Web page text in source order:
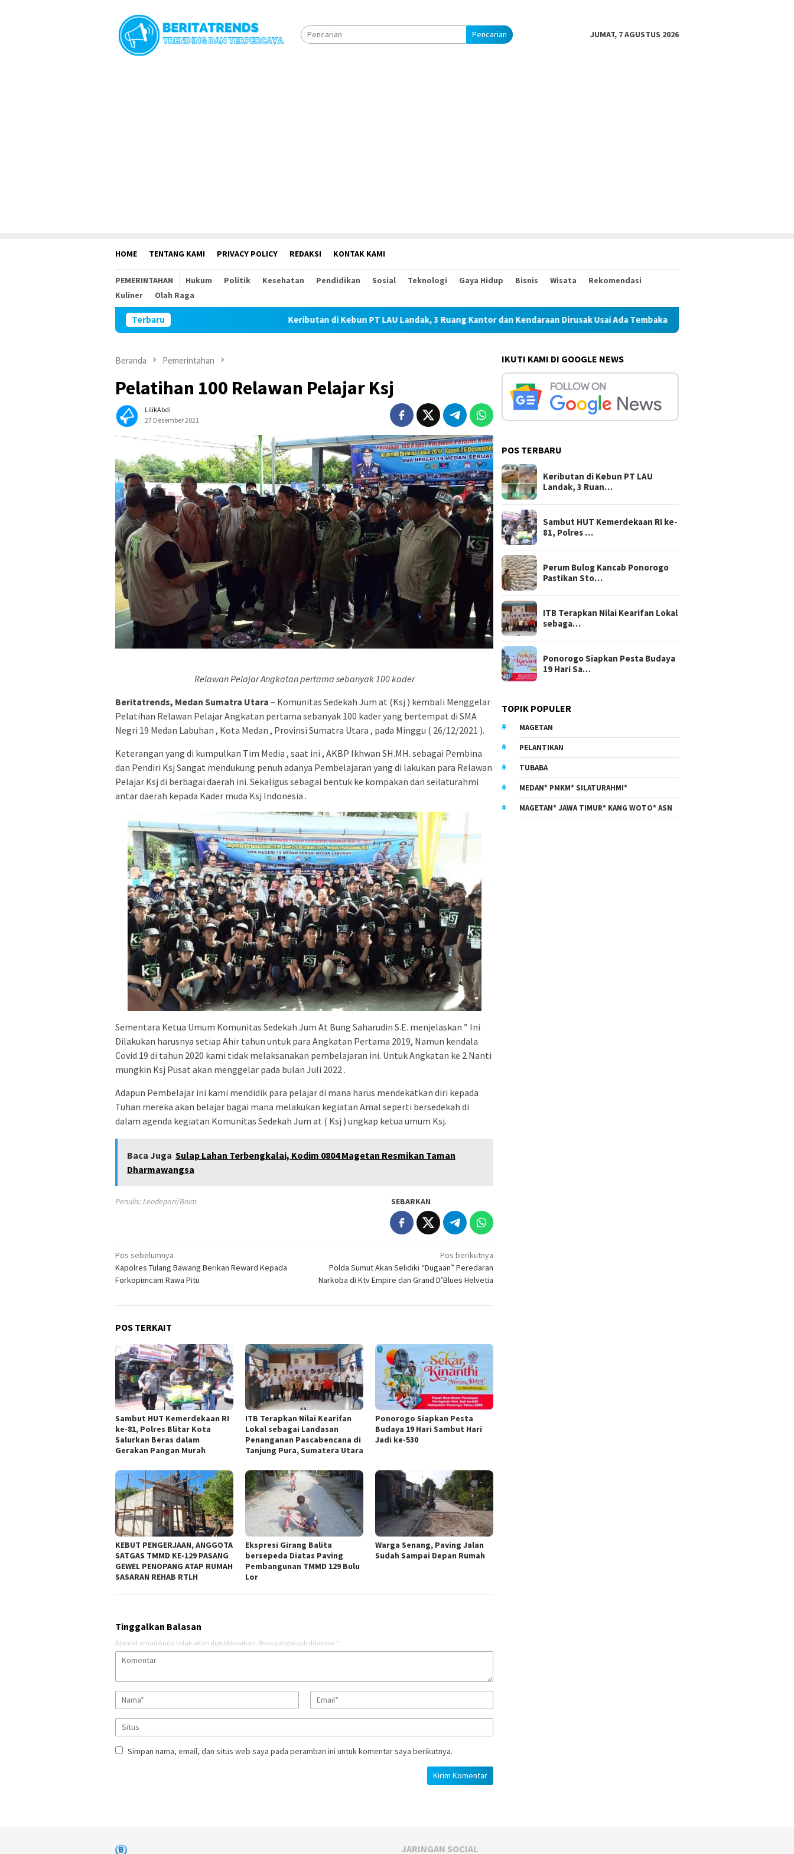
Pencarian JUMAT, 7 AGUSTUS 2026
HOME TENTANG KAMI PRIVACY POLICY REDAKSI KONTAK KAMI
PEMERINTAHAN Hukum Politik Kesehatan Pendidikan Sosial Teknologi Gaya Hidup Bisnis Wisata
Rekomendasi
Kuliner
Olah Raga
Terbaru Keributan di Kebun PT LAU Landak, 3 Ruang Kantor dan Kendaraan Dirusak Usai Ada Tembakan Peringatan
Beranda Pemerintahan
Pelatihan 100 Relawan Pelajar Ksj
LilikAbdi
27 Desember 2021
Relawan Pelajar Angkatan pertama sebanyak 100 kader
Beritatrends, Medan Sumatra Utara – Komunitas Sedekah Jum at (Ksj ) kembali Menggelar
Pelatihan Relawan Pelajar Angkatan pertama sebanyak 100 kader yang bertempat di SMA
Negri 19 Medan Labuhan , Kota Medan , Provinsi Sumatra Utara , pada Minggu ( 26/12/2021 ).
Keterangan yang di kumpulkan Tim Media , saat ini , AKBP Ikhwan SH.MH. sebagai Pembina
dan Pendiri Ksj Sangat mendukung penuh adanya Pembelajaran yang di lakukan para Relawan
Pelajar Ksj di berbagai daerah ini. Sekaligus sebagai bentuk ke kompakan dan seilaturahmi
antar daerah kepada Kader muda Ksj Indonesia .
Sementara Ketua Umum Komunitas Sedekah Jum At Bung Saharudin S.E. menjelaskan ” Ini
Dilakukan harusnya setiap Ahir tahun untuk para Angkatan Pertama 2019, Namun kendala
Covid 19 di tahun 2020 kami tidak melaksanakan pembelajaran ini. Untuk Angkatan ke 2 Nanti
mungkin Ksj Pusat akan menggelar pada bulan Juli 2022 .
Adapun Pembelajar ini kami mendidik para pelajar di mana harus mendekatkan diri kepada
Tuhan mereka akan belajar bagai mana melakukan kegiatan Amal seperti bersedekah di
dalam agenda kegiatan Komunitas Sedekah Jum at ( Ksj ) ungkap ketua umum Ksj.
Baca Juga Sulap Lahan Terbengkalai, Kodim 0804 Magetan Resmikan Taman
Dharmawangsa
Penulis: Leodepari/Boim SEBARKAN
Navigasi
pos
Pos sebelumnya
Kapolres Tulang Bawang Berikan Reward Kepada
Forkopimcam Rawa Pitu
Pos berikutnya
Polda Sumut Akan Selidiki “Dugaan” Peredaran
Narkoba di Ktv Empire dan Grand D’Blues Helvetia
POS TERKAIT
Sambut HUT Kemerdekaan RI
ke-81, Polres Blitar Kota
Salurkan Beras dalam
Gerakan Pangan Murah
ITB Terapkan Nilai Kearifan
Lokal sebagai Landasan
Penanganan Pascabencana di
Tanjung Pura, Sumatera Utara
Ponorogo Siapkan Pesta
Budaya 19 Hari Sambut Hari
Jadi ke-530
KEBUT PENGERJAAN, ANGGOTA
SATGAS TMMD KE-129 PASANG
GEWEL PENOPANG ATAP RUMAH
SASARAN REHAB RTLH
Ekspresi Girang Balita
bersepeda Diatas Paving
Pembangunan TMMD 129 Bulu
Lor
Warga Senang, Paving Jalan
Sudah Sampai Depan Rumah
Tinggalkan Balasan
Alamat email Anda tidak akan dipublikasikan. Ruas yang wajib ditandai *
Simpan nama, email, dan situs web saya pada peramban ini untuk komentar saya berikutnya.
IKUTI KAMI DI GOOGLE NEWS
POS TERBARU
Keributan di Kebun PT LAU
Landak, 3 Ruan…
Sambut HUT Kemerdekaan RI ke-
81, Polres …
Perum Bulog Kancab Ponorogo
Pastikan Sto…
ITB Terapkan Nilai Kearifan Lokal
sebaga…
Ponorogo Siapkan Pesta Budaya
19 Hari Sa…
TOPIK POPULER
MAGETAN
PELANTIKAN
TUBABA
MEDAN* PMKM* SILATURAHMI*
MAGETAN* JAWA TIMUR* KANG WOTO* ASN
JARINGAN SOCIAL